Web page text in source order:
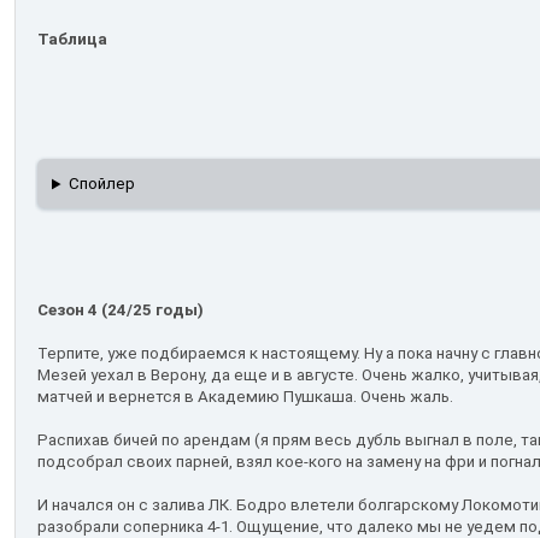
Таблица
Спойлер
Сезон 4 (24/25 годы)
Терпите, уже подбираемся к настоящему. Ну а пока начну с
Мезей уехал в Верону, да еще и в августе. Очень жалко,
матчей и вернется в Академию Пушкаша. Очень жаль.
Распихав бичей по арендам (я прям весь дубль выгнал в поле,
подсобрал своих парней, взял кое-кого на замену на фри и
И начался он с залива ЛК. Бодро влетели болгарскому
разобрали соперника 4-1. Ощущение, что далеко мы не уедем